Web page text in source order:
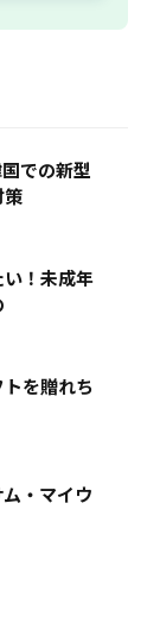
での新型
策
！未成年
を贈れち
・マイウ